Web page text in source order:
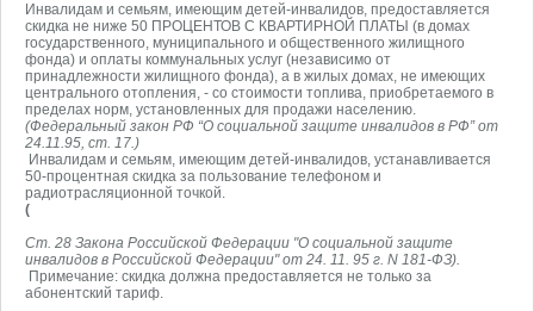
Инвалидам и семьям, имеющим детей-инвалидов, предоставляется
скидка не ниже 50 ПРОЦЕНТОВ С КВАРТИРНОЙ ПЛАТЫ (в домах
государственного, муниципального и общественного жилищного
фонда) и оплаты коммунальных услуг (независимо от
принадлежности жилищного фонда), а в жилых домах, не имеющих
центрального отопления, - со стоимости топлива, приобретаемого в
пределах норм, установленных для продажи населению.
(Федеральный закон РФ “О социальной защите инвалидов в РФ” от
24.11.95, ст. 17.)
Инвалидам и семьям, имеющим детей-инвалидов, устанавливается
50-процентная скидка за пользование телефоном и
радиотрасляционной точкой.
(
Ст. 28 Закона Российской Федерации "О социальной защите
инвалидов в Российской Федерации" от 24. 11. 95 г. N 181-ФЗ).
Примечание: скидка должна предоставляется не только за
абонентский тариф.